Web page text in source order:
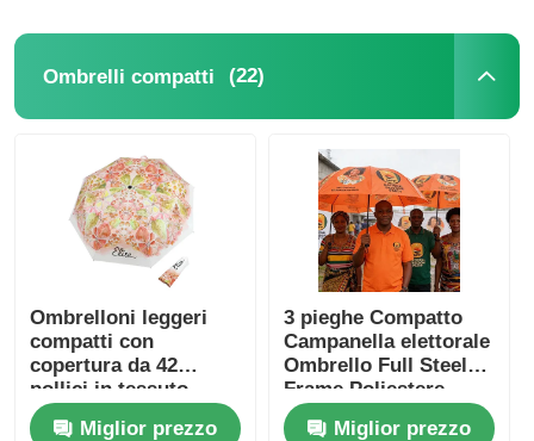
Ombrelli compatti (22)
Ombrelloni leggeri
compatti con
copertura da 42
pollici in tessuto
Pongee 210T
Miglior prezzo
3 pieghe Compatto
Campanella elettorale
Ombrello Full Steel
Frame Poliestere
impermeabile
Miglior prezzo